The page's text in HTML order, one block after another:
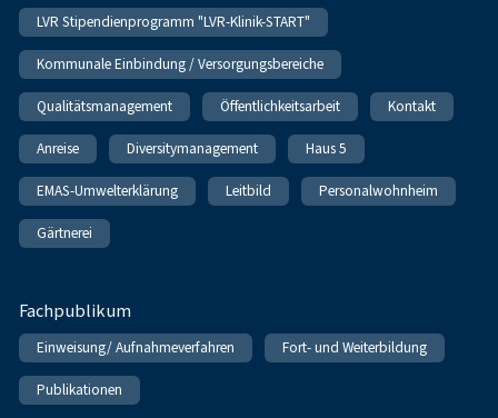
LVR Stipendienprogramm "LVR-Klinik-START"
Kommunale Einbindung / Versorgungsbereiche
Qualitätsmanagement Öffentlichkeitsarbeit Kontakt
Anreise Diversitymanagement Haus 5
EMAS-Umwelterklärung Leitbild Personalwohnheim
Gärtnerei
Fachpublikum
Einweisung/ Aufnahmeverfahren Fort- und Weiterbildung
Publikationen